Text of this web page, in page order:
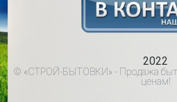
2022
© «СТРОЙ-БЫТОВКИ» - Продажа
ценам!